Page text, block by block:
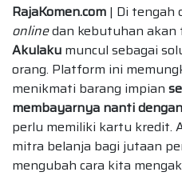
RajaKomen.com | Di tengah
onlinedan kebutuhan akan
Akulaku muncul sebagai
orang. Platform ini
menikmati barang impian
membayarnya nanti
perlu memiliki kartu kredit.
mitra belanja bagi jutaan
mengubah cara kita